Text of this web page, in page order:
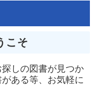
こそ
しの図書が見つか
ある等、お気軽に